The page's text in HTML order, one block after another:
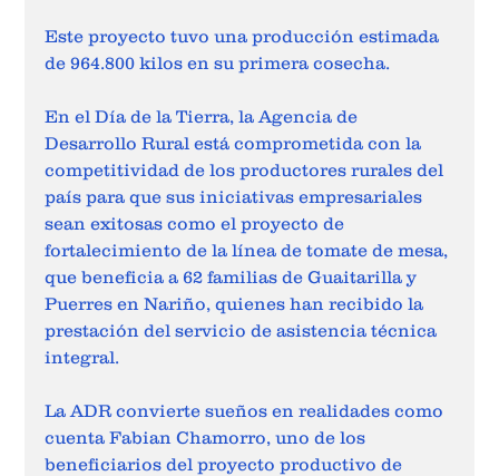
Este proyecto tuvo una producción estimada
de 964.800 kilos en su primera cosecha.
En el Día de la Tierra, la Agencia de
Desarrollo Rural está comprometida con la
competitividad de los productores rurales del
país para que sus iniciativas empresariales
sean exitosas como el proyecto de
fortalecimiento de la línea de tomate de mesa,
que beneficia a 62 familias de Guaitarilla y
Puerres en Nariño, quienes han recibido la
prestación del servicio de asistencia técnica
integral.
La ADR convierte sueños en realidades como
cuenta Fabian Chamorro, uno de los
beneficiarios del proyecto productivo de